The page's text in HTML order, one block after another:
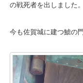
の戦死者を出しました。
今も佐賀城に建つ鯱の